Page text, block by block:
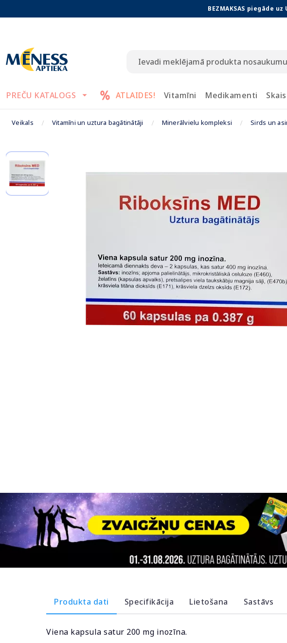
BEZMAKSAS piegāde
PREČU KATALOGS ATLAIDES! Vitamīni Medikamenti
Veikals Vitamīni un uztura bagātinātāji Minerālvielu kompleksi Sirds un
Produkta dati Specifikācija Lietošana Sastāvs
Viena kapsula satur 200 mg inozīna.